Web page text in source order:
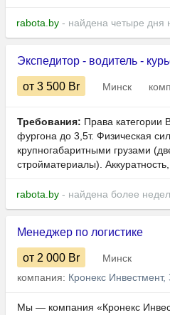
rabota.by - найдена четыре дня
Экспедитор - водитель -
от 3 500 Br Минск
Требования: Права категории
фургона до 3,5т. Физическая
крупногабаритными грузами
стройматериалы).
rabota.by - найдена более
Менеджер по логистике
от 2 000 Br
Минск
компания: Кронекс
Мы — компания «Кронекс